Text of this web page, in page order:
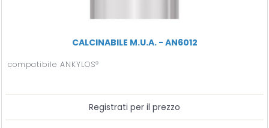
CALCINABILE M.U.A. - AN6012
compatibile ANKYLOS®
Registrati per il prezzo